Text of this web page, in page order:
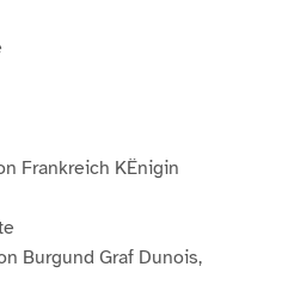
Frankreich KËnigin
Burgund Graf Dunois,